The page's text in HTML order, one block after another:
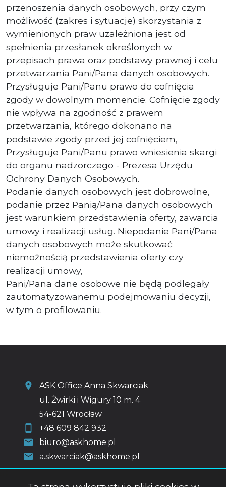
przenoszenia danych osobowych, przy czym
możliwość (zakres i sytuacje) skorzystania z
wymienionych praw uzależniona jest od
spełnienia przesłanek określonych w
przepisach prawa oraz podstawy prawnej i celu
przetwarzania Pani/Pana danych osobowych.
Przysługuje Pani/Panu prawo do cofnięcia
zgody w dowolnym momencie. Cofnięcie zgody
nie wpływa na zgodność z prawem
przetwarzania, którego dokonano na
podstawie zgody przed jej cofnięciem,
Przysługuje Pani/Panu prawo wniesienia skargi
do organu nadzorczego - Prezesa Urzędu
Ochrony Danych Osobowych.
Podanie danych osobowych jest dobrowolne,
podanie przez Panią/Pana danych osobowych
jest warunkiem przedstawienia oferty, zawarcia
umowy i realizacji usług. Niepodanie Pani/Pana
danych osobowych może skutkować
niemożnością przedstawienia oferty czy
realizacji umowy,
Pani/Pana dane osobowe nie będą podlegały
zautomatyzowanemu podejmowaniu decyzji,
w tym o profilowaniu.
ASK Office Anna Skwarciak
ul. Żwirki i Wigury 10 m. 4
54-621 Wrocław
+48 609 842 932
biuro@askhome.pl
a.skwarciak@askhome.pl